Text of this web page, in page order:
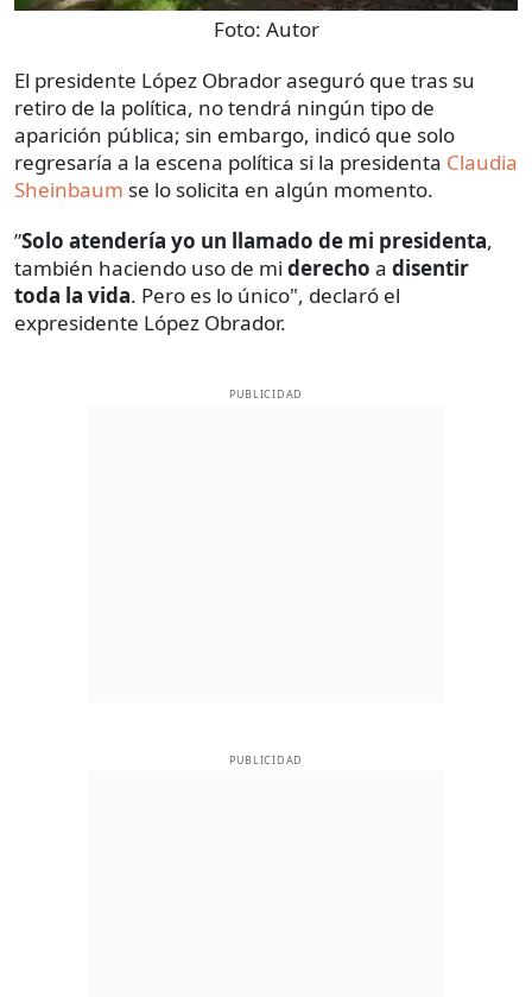
Foto: Autor
El presidente López Obrador aseguró que tras su
retiro de la política, no tendrá ningún tipo de
aparición pública; sin embargo, indicó que solo
regresaría a la escena política si la presidenta Claudia
Sheinbaum se lo solicita en algún momento.
”Solo atendería yo un llamado de mi presidenta,
también haciendo uso de mi derecho a disentir
toda la vida. Pero es lo único", declaró el
expresidente López Obrador.
PUBLICIDAD
PUBLICIDAD